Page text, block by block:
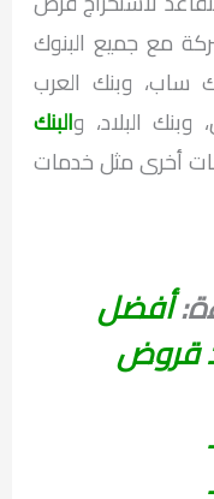
مع جميع البنوك
ساب، وبنك العرب
وبنك البلاد، والبنك
أخرى مثل خدمات
أفضل
قروض